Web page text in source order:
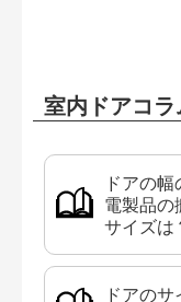
室内ドアコラ
ドアの
電製品の
サイズは
ドアの